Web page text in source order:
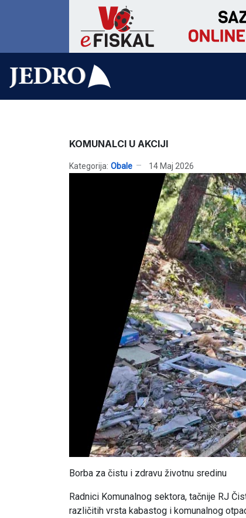
KOMUNALCI U AKCIJI
Kategorija: Obale 14 Maj 2026
Borba za čistu i zdravu životnu sredinu
Radnici Komunalnog sektora, tačnije RJ
različitih vrsta kabastog i komunalnog